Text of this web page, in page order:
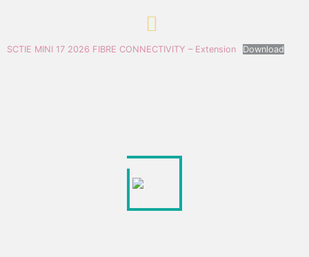
SCTIE MINI 17 2026 FIBRE CONNECTIVITY – Extension Download